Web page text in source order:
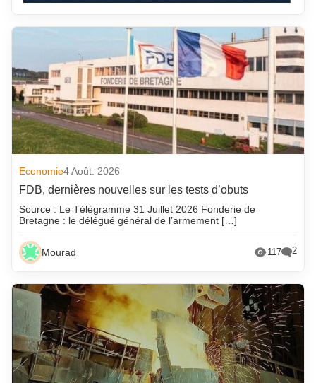
Economie4 Août. 2026
FDB, dernières nouvelles sur les tests d’obuts
Source : Le Télégramme 31 Juillet 2026 Fonderie de
Bretagne : le délégué général de l’armement […]
Mourad 117 2